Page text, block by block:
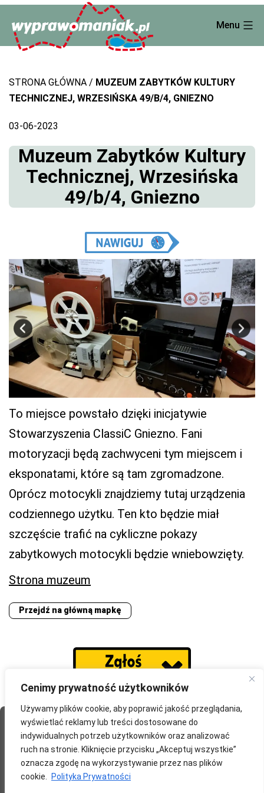
Cenimy prywatność użytkowników
Używamy plików cookie, aby poprawić jakość przeglądania,
wyświetlać reklamy lub treści dostosowane do
indywidualnych potrzeb użytkowników oraz analizować
ruch na stronie. Kliknięcie przycisku „Akceptuj wszystkie”
oznacza zgodę na wykorzystywanie przez nas plików
cookie.
Polityka Prywatności
content
Menu
STRONA GŁÓWNA
MUZEUM ZABYTKÓW KULTURY
TECHNICZNEJ, WRZESIŃSKA 49/B/4, GNIEZNO
03-06-2023
Muzeum Zabytków Kultury
Technicznej, Wrzesińska
49/b/4, Gniezno
To miejsce powstało dzięki inicjatywie
Stowarzyszenia ClassiC Gniezno. Fani
motoryzacji będą zachwyceni tym miejscem i
eksponatami, które są tam zgromadzone.
Oprócz motocykli znajdziemy tutaj urządzenia
codziennego użytku. Ten kto będzie miał
szczęście trafić na cykliczne pokazy
zabytkowych motocykli będzie wniebowzięty.
Strona muzeum
Przejdź na główną mapkę
Strona Główna O portalu Współpraca
Partnerzy
Blog Polityka prywatności
redakcja@wyprawomaniak.pl